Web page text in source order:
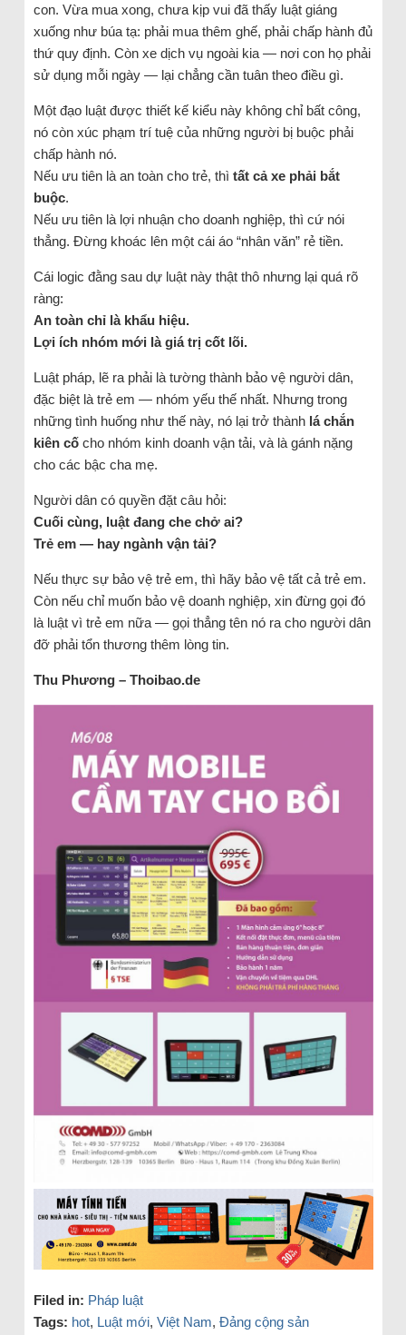
con. Vừa mua xong, chưa kịp vui đã thấy luật giáng
xuống như búa tạ: phải mua thêm ghế, phải chấp hành đủ
thứ quy định. Còn xe dịch vụ ngoài kia — nơi con họ phải
sử dụng mỗi ngày — lại chẳng cần tuân theo điều gì.
Một đạo luật được thiết kế kiểu này không chỉ bất công,
nó còn xúc phạm trí tuệ của những người bị buộc phải
chấp hành nó.
Nếu ưu tiên là an toàn cho trẻ, thì tất cả xe phải bắt
buộc.
Nếu ưu tiên là lợi nhuận cho doanh nghiệp, thì cứ nói
thẳng. Đừng khoác lên một cái áo “nhân văn” rẻ tiền.
Cái logic đằng sau dự luật này thật thô nhưng lại quá rõ
ràng:
An toàn chỉ là khẩu hiệu.
Lợi ích nhóm mới là giá trị cốt lõi.
Luật pháp, lẽ ra phải là tường thành bảo vệ người dân,
đặc biệt là trẻ em — nhóm yếu thế nhất. Nhưng trong
những tình huống như thế này, nó lại trở thành lá chắn
kiên cốcho nhóm kinh doanh vận tải, và là gánh nặng
cho các bậc cha mẹ.
Người dân có quyền đặt câu hỏi:
Cuối cùng, luật đang che chở ai?
Trẻ em — hay ngành vận tải?
Nếu thực sự bảo vệ trẻ em, thì hãy bảo vệ tất cả trẻ em.
Còn nếu chỉ muốn bảo vệ doanh nghiệp, xin đừng gọi đó
là luật vì trẻ em nữa — gọi thẳng tên nó ra cho người dân
đỡ phải tổn thương thêm lòng tin.
Thu Phương – Thoibao.de
Filed in: Pháp luật
Tags: hot, Luật mới, Việt Nam, Đảng cộng sản